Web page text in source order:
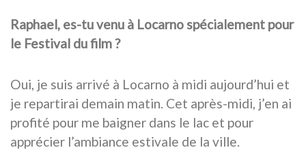
Raphael, es-tu venu à Locarno spécialement pour
le Festival du film ?
Oui, je suis arrivé à Locarno à midi aujourd’hui et
je repartirai demain matin. Cet après-midi, j’en ai
profité pour me baigner dans le lac et pour
apprécier l’ambiance estivale de la ville.